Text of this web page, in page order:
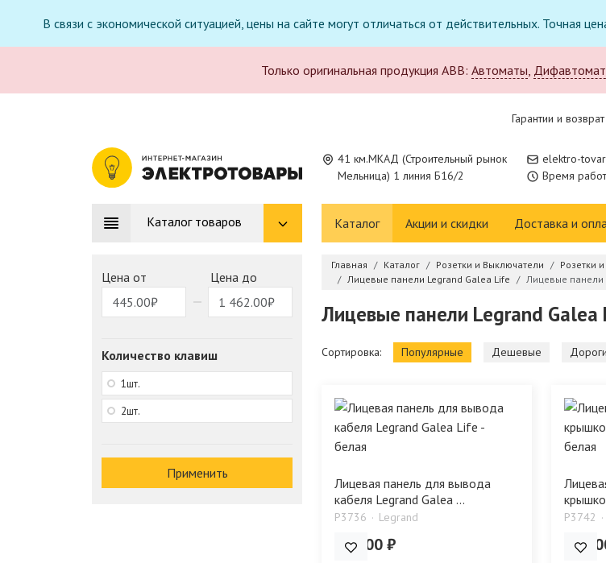
В связи с экономической ситуацией, цены на сайте могут отличаться от действительных. Точная
Только оригинальная продукция ABB: Автоматы,
Гарантии и возврат
41 км.МКАД (Строительный рынок
Мельница) 1 линия Б16/2
elektro-
Время
Каталог товаров Каталог Акции и скидки Доставка и
Цена от Цена до
Количество клавиш
1шт.
2шт.
Применить
Главная Каталог Розетки и Выключатели Розетки
Лицевые панели Legrand Galea Life
Лицевые панели
Лицевые панели Legrand
Сортировка: Популярные Дешевые
Лицевая панель для вывода
кабеля Legrand Galea ...
P3736 Legrand
786.00 ₽
P3742